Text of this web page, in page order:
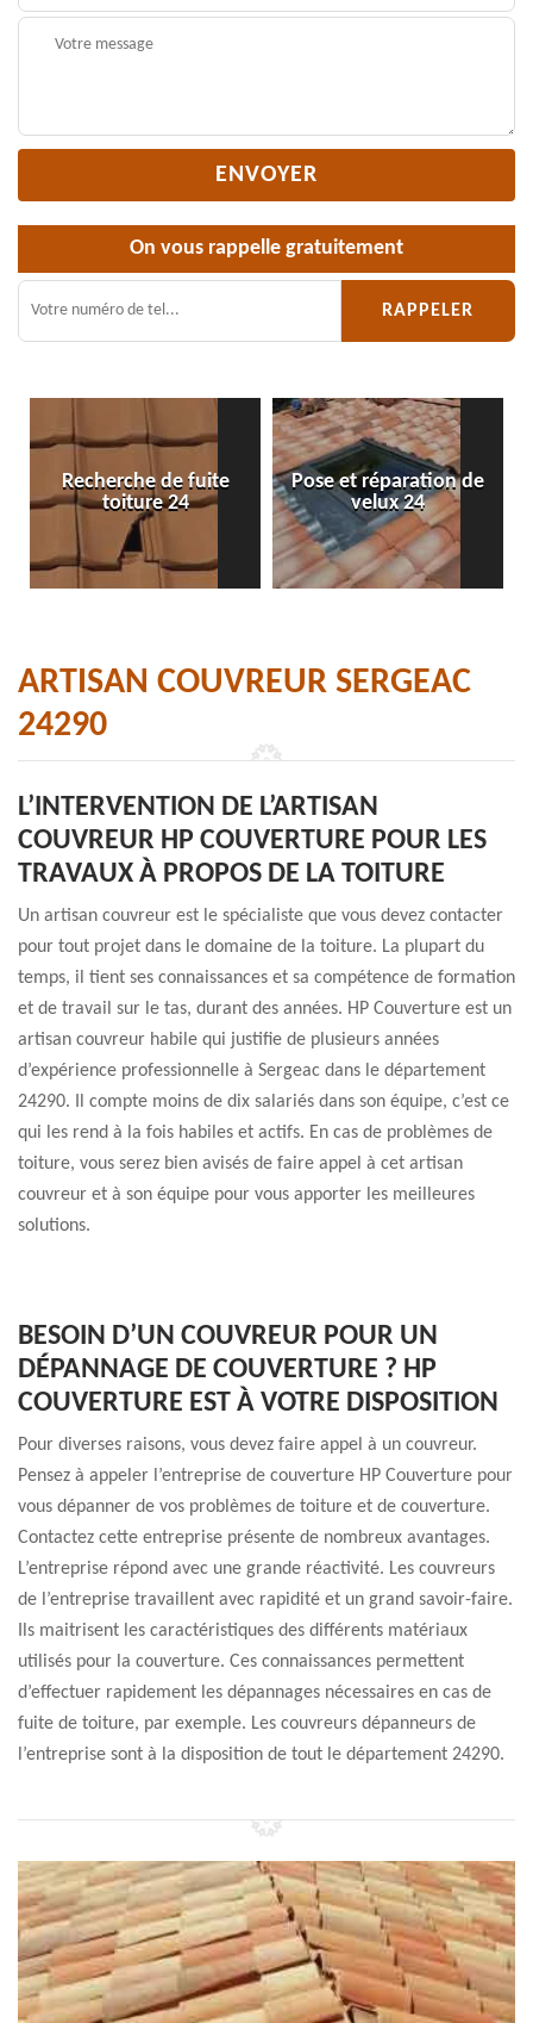
On vous rappelle gratuitement
Recherche de fuite
toiture 24
Pose et réparation de
velux 24
ARTISAN COUVREUR SERGEAC
24290
L’INTERVENTION DE L’ARTISAN
COUVREUR HP COUVERTURE POUR LES
TRAVAUX À PROPOS DE LA TOITURE
Un artisan couvreur est le spécialiste que vous devez contacter
pour tout projet dans le domaine de la toiture. La plupart du
temps, il tient ses connaissances et sa compétence de formation
et de travail sur le tas, durant des années. HP Couverture est un
artisan couvreur habile qui justifie de plusieurs années
d’expérience professionnelle à Sergeac dans le département
24290. Il compte moins de dix salariés dans son équipe, c’est ce
qui les rend à la fois habiles et actifs. En cas de problèmes de
toiture, vous serez bien avisés de faire appel à cet artisan
couvreur et à son équipe pour vous apporter les meilleures
solutions.
BESOIN D’UN COUVREUR POUR UN
DÉPANNAGE DE COUVERTURE ? HP
COUVERTURE EST À VOTRE DISPOSITION
Pour diverses raisons, vous devez faire appel à un couvreur.
Pensez à appeler l’entreprise de couverture HP Couverture pour
vous dépanner de vos problèmes de toiture et de couverture.
Contactez cette entreprise présente de nombreux avantages.
L’entreprise répond avec une grande réactivité. Les couvreurs
de l’entreprise travaillent avec rapidité et un grand savoir-faire.
Ils maitrisent les caractéristiques des différents matériaux
utilisés pour la couverture. Ces connaissances permettent
d’effectuer rapidement les dépannages nécessaires en cas de
fuite de toiture, par exemple. Les couvreurs dépanneurs de
l’entreprise sont à la disposition de tout le département 24290.